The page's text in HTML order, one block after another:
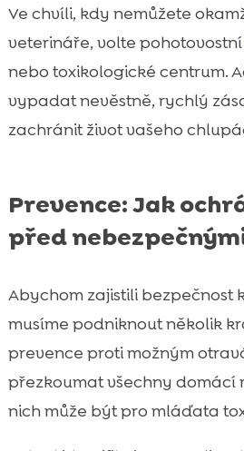
Ve chvíli, kdy nemůžete
veterináře, volte pohotovostní
nebo toxikologické centrum.
vypadat nevěstně, rychlý
zachránit život vašeho
Prevence: Jak
před
Abychom zajistili bezpečnost
musíme podniknout několik
prevence proti možným
přezkoumat všechny domácí
nich může být pro mláďata